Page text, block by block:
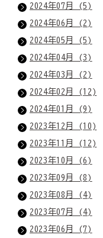
2024年07月 (5)
2024年06月 (2)
2024年05月 (5)
2024年04月 (3)
2024年03月 (2)
2024年02月 (12)
2024年01月 (9)
2023年12月 (10)
2023年11月 (12)
2023年10月 (6)
2023年09月 (8)
2023年08月 (4)
2023年07月 (4)
2023年06月 (7)